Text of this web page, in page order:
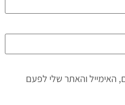
והאתר שלי לפעם